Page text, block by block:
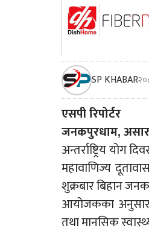
SP KHABAR
एसपी रिपोर्टर
जनकपुरधाम,
अन्तर्राष्ट्रिय
महावाणिज्य
शुक्रबार बिहान
आयोजकका अनुसार
तथा मानसिक